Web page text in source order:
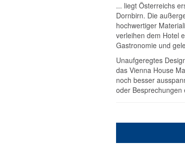
... liegt Österreichs
Dornbirn. Die
hochwertiger
verleihen dem Hotel
Gastronomie und
Unaufgeregtes
das Vienna House
noch besser
oder Besprechungen